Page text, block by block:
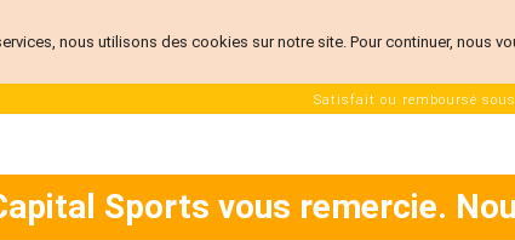
Sports vous remercie.
Satisfait ou remboursé
nous utilisons des cookies sur notre site. Pour continuer, nous